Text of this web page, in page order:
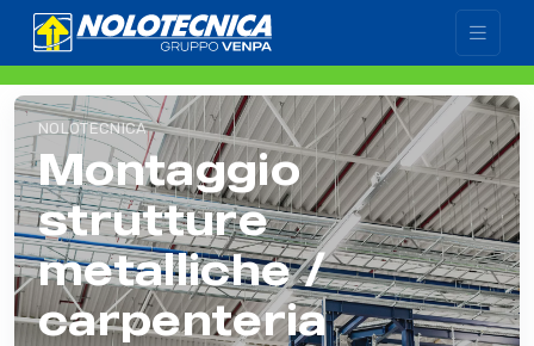
NOLOTECNICA
Montaggio
strutture
metalliche /
carpenteria